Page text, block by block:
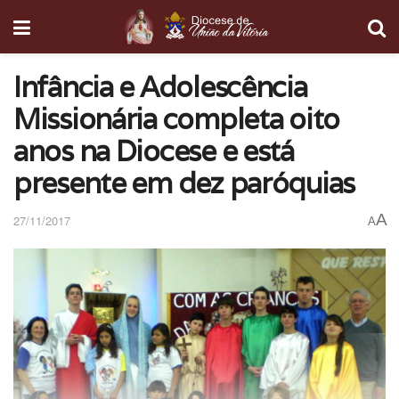
Infância e Adolescência
Missionária completa oito
anos na Diocese e está
presente em dez paróquias
27/11/2017 AA